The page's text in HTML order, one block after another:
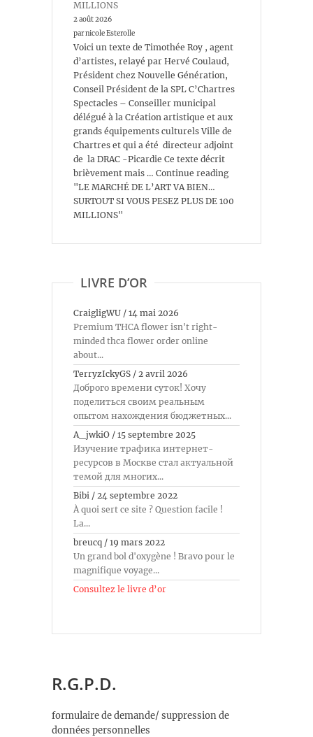
MILLIONS
2 août 2026
par nicole Esterolle
Voici un texte de Timothée Roy , agent
d’artistes, relayé par Hervé Coulaud,
Président chez Nouvelle Génération,
Conseil Président de la SPL C’Chartres
Spectacles – Conseiller municipal
délégué à la Création artistique et aux
grands équipements culturels Ville de
Chartres et qui a été directeur adjoint
de la DRAC -Picardie Ce texte décrit
brièvement mais … Continue reading
"LE MARCHÉ DE L’ART VA BIEN…
SURTOUT SI VOUS PESEZ PLUS DE 100
MILLIONS"
LIVRE D’OR
CraigligWU / 14 mai 2026
Premium THCA flower isn't right-
minded thca flower order online
about...
TerryzIckyGS / 2 avril 2026
Доброго времени суток! Хочу
поделиться своим реальным
опытом нахождения бюджетных...
A_jwkiO / 15 septembre 2025
Изучение трафика интернет-
ресурсов в Москве стал актуальной
темой для многих...
Bibi / 24 septembre 2022
À quoi sert ce site ? Question facile !
La...
breucq / 19 mars 2022
Un grand bol d'oxygène ! Bravo pour le
magnifique voyage...
Consultez le livre d’or
R.G.P.D.
formulaire de demande/ suppression de
données personnelles